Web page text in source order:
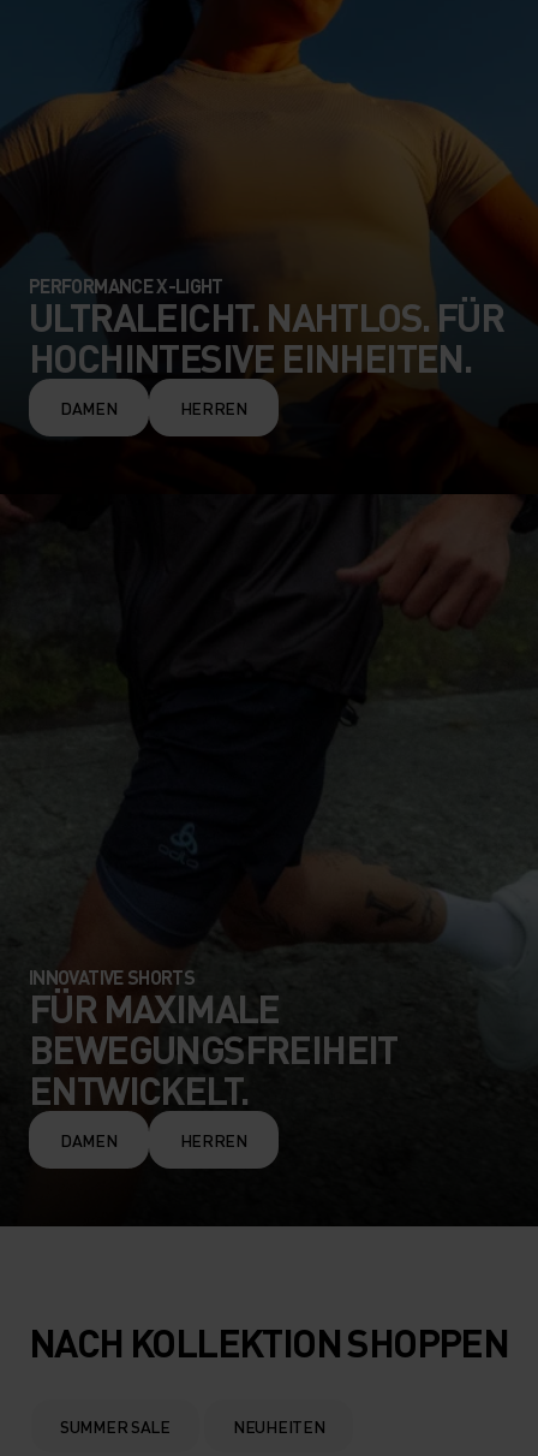
PERFORMANCE X-LIGHT
ULTRALEICHT. NAHTLOS. FÜR
HOCHINTESIVE EINHEITEN.
DAMEN HERREN
INNOVATIVE SHORTS
FÜR MAXIMALE
BEWEGUNGSFREIHEIT
ENTWICKELT.
DAMEN HERREN
NACH KOLLEKTION SHOPPEN
SUMMER SALE NEUHEITEN